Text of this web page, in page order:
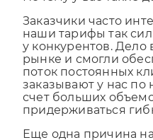
наши тарифы так
у конкурентов. Дело
рынке и смогли
поток постоянных
заказывают у нас по
счет больших
придерживаться
цен — мы